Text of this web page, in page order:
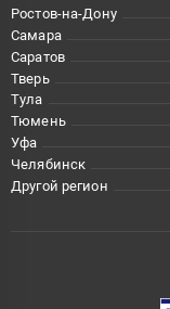
Ростов-на-Дону
Самара
Саратов
Тверь
Тула
Тюмень
Уфа
Челябинск
Другой регион